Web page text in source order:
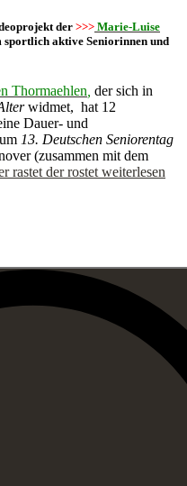
der >>> Marie-Luise
sportlich aktive Seniorinnen und
Thormaehlen, der sich in
widmet, hat 12
Dauer- und
13. Deutschen Seniorentag
(zusammen mit dem
rastet der rostetweiterlesen